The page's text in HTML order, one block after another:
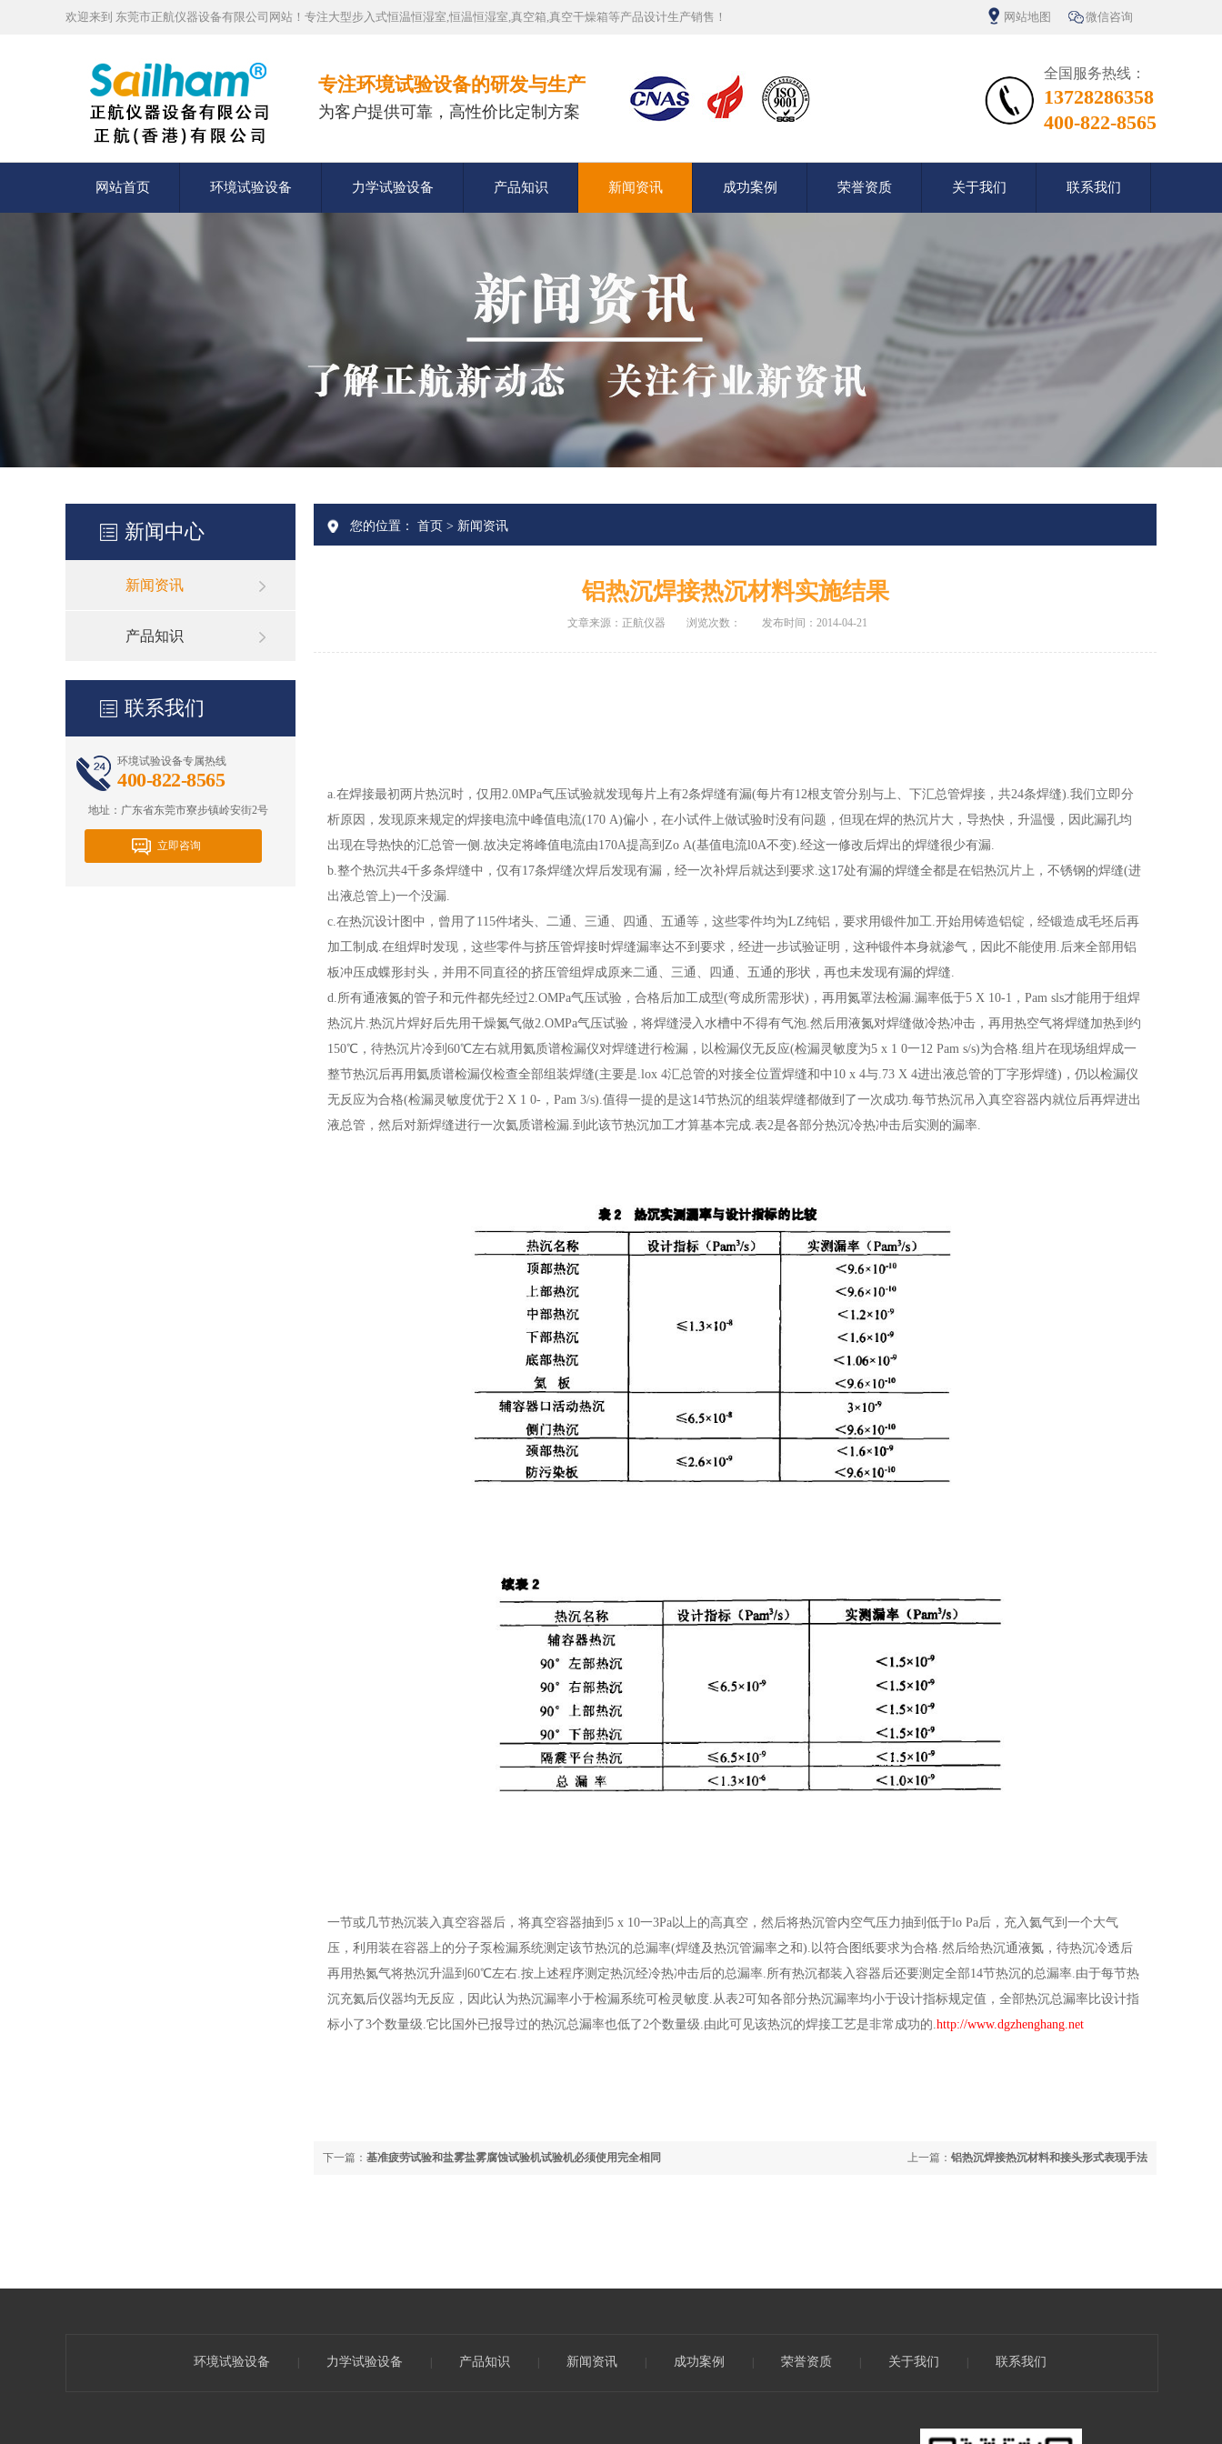
欢迎来到 东莞市正航仪器设备有限公司网站！专注大型步入式恒温恒湿室,恒温恒湿室,真空箱,真空干燥箱等产品设计生产销售！ 网站地图 微信咨询
专注环境试验设备的研发与生产
为客户提供可靠，高性价比定制方案
全国服务热线：
13728286358
400-822-8565
网站首页 环境试验设备 力学试验设备 产品知识 新闻资讯 成功案例 荣誉资质 关于我们 联系我们
新闻中心
新闻资讯
产品知识
联系我们
环境试验设备专属热线
400-822-8565
地址：广东省东莞市寮步镇岭安街2号
立即咨询
您的位置： 首页 > 新闻资讯
铝热沉焊接热沉材料实施结果
文章来源：正航仪器 浏览次数： 发布时间：2014-04-21
a.在焊接最初两片热沉时，仅用2.0MPa气压试验就发现每片上有2条焊缝有漏(每片有12根支管分别与上、下汇总管焊接，共24条焊缝).我们立即分
析原因，发现原来规定的焊接电流中峰值电流(170 A)偏小，在小试件上做试验时没有问题，但现在焊的热沉片大，导热快，升温慢，因此漏孔均
出现在导热快的汇总管一侧.故决定将峰值电流由170A提高到Zo A(基值电流l0A不变).经这一修改后焊出的焊缝很少有漏.
b.整个热沉共4千多条焊缝中，仅有17条焊缝次焊后发现有漏，经一次补焊后就达到要求.这17处有漏的焊缝全都是在铝热沉片上，不锈钢的焊缝(进
出液总管上)一个没漏.
c.在热沉设计图中，曾用了115件堵头、二通、三通、四通、五通等，这些零件均为LZ纯铝，要求用锻件加工.开始用铸造铝锭，经锻造成毛坯后再
加工制成.在组焊时发现，这些零件与挤压管焊接时焊缝漏率达不到要求，经进一步试验证明，这种锻件本身就渗气，因此不能使用.后来全部用铝
板冲压成蝶形封头，并用不同直径的挤压管组焊成原来二通、三通、四通、五通的形状，再也未发现有漏的焊缝.
d.所有通液氮的管子和元件都先经过2.OMPa气压试验，合格后加工成型(弯成所需形状)，再用氮罩法检漏.漏率低于5 X 10-1，Pam sls才能用于组焊
热沉片.热沉片焊好后先用干燥氮气做2.OMPa气压试验，将焊缝浸入水槽中不得有气泡.然后用液氮对焊缝做冷热冲击，再用热空气将焊缝加热到约
150℃，待热沉片冷到60℃左右就用氦质谱检漏仪对焊缝进行检漏，以检漏仪无反应(检漏灵敏度为5 x 1 0一12 Pam s/s)为合格.组片在现场组焊成一
整节热沉后再用氦质谱检漏仪检查全部组装焊缝(主要是.lox 4汇总管的对接全位置焊缝和中10 x 4与.73 X 4进出液总管的丁字形焊缝)，仍以检漏仪
无反应为合格(检漏灵敏度优于2 X 1 0-，Pam 3/s).值得一提的是这14节热沉的组装焊缝都做到了一次成功.每节热沉吊入真空容器内就位后再焊进出
液总管，然后对新焊缝进行一次氦质谱检漏.到此该节热沉加工才算基本完成.表2是各部分热沉冷热冲击后实测的漏率.
一节或几节热沉装入真空容器后，将真空容器抽到5 x 10一3Pa以上的高真空，然后将热沉管内空气压力抽到低于lo Pa后，充入氦气到一个大气
压，利用装在容器上的分子泵检漏系统测定该节热沉的总漏率(焊缝及热沉管漏率之和).以符合图纸要求为合格.然后给热沉通液氮，待热沉冷透后
再用热氮气将热沉升温到60℃左右.按上述程序测定热沉经冷热冲击后的总漏率.所有热沉都装入容器后还要测定全部14节热沉的总漏率.由于每节热
沉充氦后仪器均无反应，因此认为热沉漏率小于检漏系统可检灵敏度.从表2可知各部分热沉漏率均小于设计指标规定值，全部热沉总漏率比设计指
标小了3个数量级.它比国外已报导过的热沉总漏率也低了2个数量级.由此可见该热沉的焊接工艺是非常成功的.http://www.dgzhenghang.net
上一篇： 铝热沉焊接热沉材料和接头形式表现手法
下一篇： 基准疲劳试验和盐雾盐雾腐蚀试验机试验机必须使用完全相同
环境试验设备 力学试验设备 产品知识 新闻资讯 成功案例 荣誉资质 关于我们 联系我们